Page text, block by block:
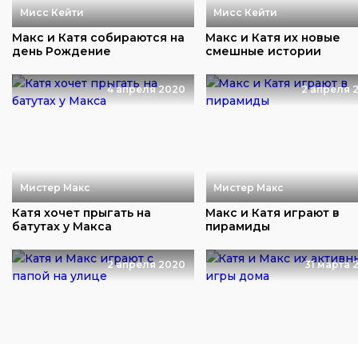
Мисс Кейти
Макс и Катя собираются на
день Рождение
Мисс Кейти
Макс и Катя их новые
смешные истории
4 апреля 2020
Мистер Макс
Катя хочет прыгать на
батутах у Макса
2 апреля
Мистер Макс
Макс и Катя играют в
пирамиды
2 апреля 2020 31 марта